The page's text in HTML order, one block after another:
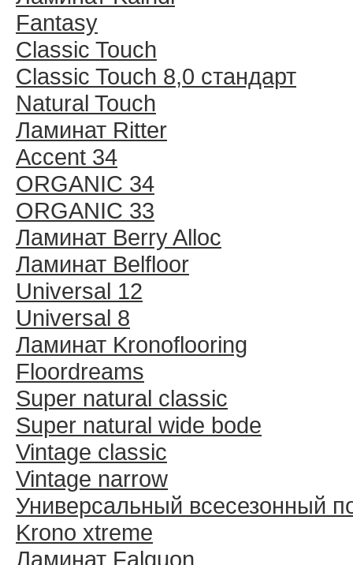
Fantasy
Classic Touch
Classic Touch 8,0 стандарт
Natural Touch
Ламинат Ritter
Accent 34
ORGANIC 34
ORGANIC 33
Ламинат Berry Alloc
Ламинат Belfloor
Universal 12
Universal 8
Ламинат Kronoflooring
Floordreams
Super natural classic
Super natural wide bode
Vintage classic
Vintage narrow
Универсальный всесезонный
Krono xtreme
Ламинат Falquon